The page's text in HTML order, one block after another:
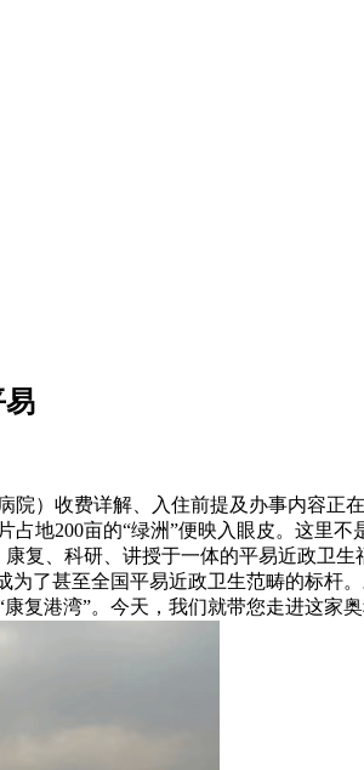
易
）收费详解、入住前提及办事内容正
地200亩的“绿洲”便映入眼皮。这里
复、科研、讲授于一体的平易近政卫
为了甚至全国平易近政卫生范畴的标杆
复港湾”。今天，我们就带您走进这家